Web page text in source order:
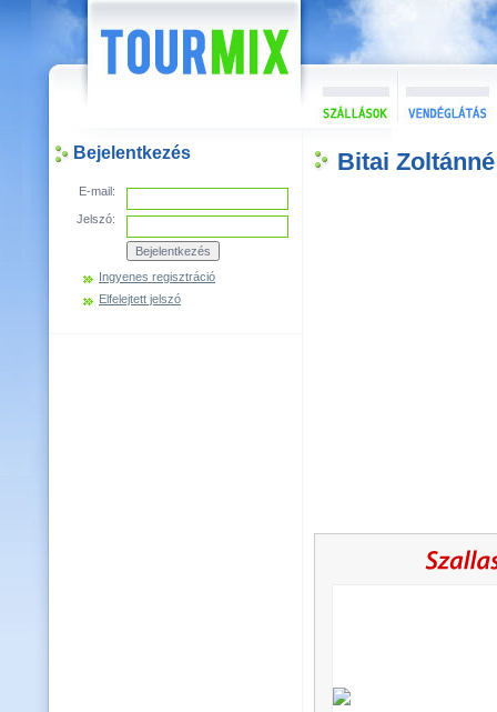
Bejelentkezés
E-mail:
Jelszó:
Ingyenes regisztráció
Elfelejtett jelszó
Bitai